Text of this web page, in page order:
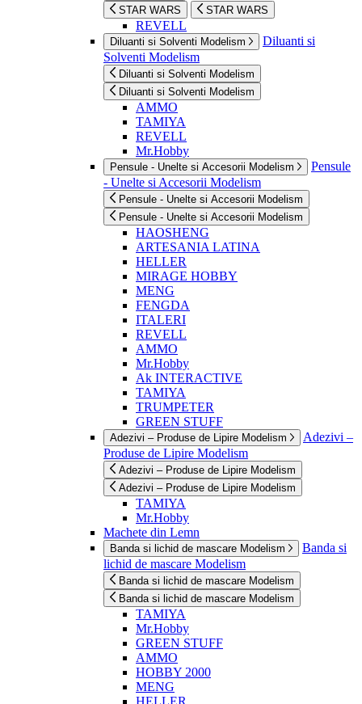
STAR WARS STAR WARS
REVELL
Diluanti si Solventi Modelism
Diluanti si
Solventi Modelism
Diluanti si Solventi Modelism
Diluanti si Solventi Modelism
AMMO
TAMIYA
REVELL
Mr.Hobby
Pensule - Unelte si Accesorii Modelism
Pensule
- Unelte si Accesorii Modelism
Pensule - Unelte si Accesorii Modelism
Pensule - Unelte si Accesorii Modelism
HAOSHENG
ARTESANIA LATINA
HELLER
MIRAGE HOBBY
MENG
FENGDA
ITALERI
REVELL
AMMO
Mr.Hobby
Ak INTERACTIVE
TAMIYA
TRUMPETER
GREEN STUFF
Adezivi – Produse de Lipire Modelism
Adezivi –
Produse de Lipire Modelism
Adezivi – Produse de Lipire Modelism
Adezivi – Produse de Lipire Modelism
TAMIYA
Mr.Hobby
Machete din Lemn
Banda si lichid de mascare Modelism
Banda si
lichid de mascare Modelism
Banda si lichid de mascare Modelism
Banda si lichid de mascare Modelism
TAMIYA
Mr.Hobby
GREEN STUFF
AMMO
HOBBY 2000
MENG